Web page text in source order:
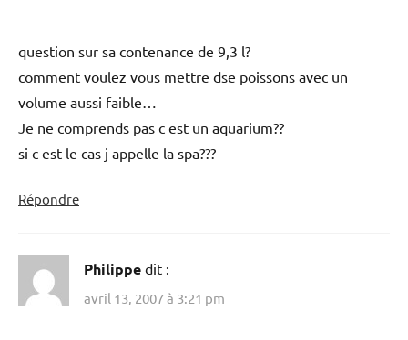
question sur sa contenance de 9,3 l?
comment voulez vous mettre dse poissons avec un
volume aussi faible…
Je ne comprends pas c est un aquarium??
si c est le cas j appelle la spa???
Répondre
Philippe dit :
avril 13, 2007 à 3:21 pm